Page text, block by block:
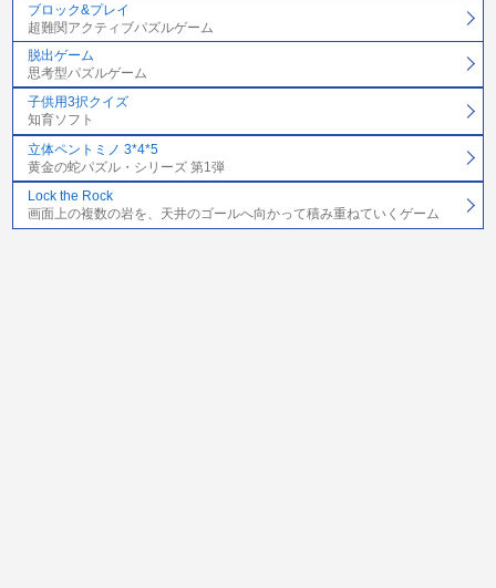
ブロック&プレイ
超難関アクティブパズルゲーム
脱出ゲーム
思考型パズルゲーム
子供用3択クイズ
知育ソフト
立体ペントミノ 3*4*5
黄金の蛇パズル・シリーズ 第1弾
Lock the Rock
画面上の複数の岩を、天井のゴールへ向かって積み重ねていくゲーム